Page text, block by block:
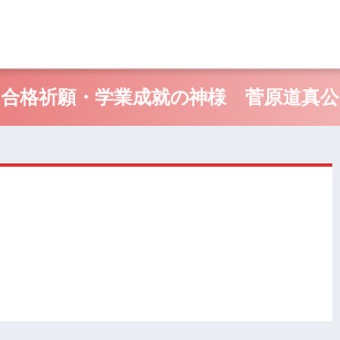
合格祈願・学業成就の神様 菅原道真公